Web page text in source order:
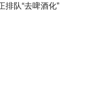
排队“去啤酒化”